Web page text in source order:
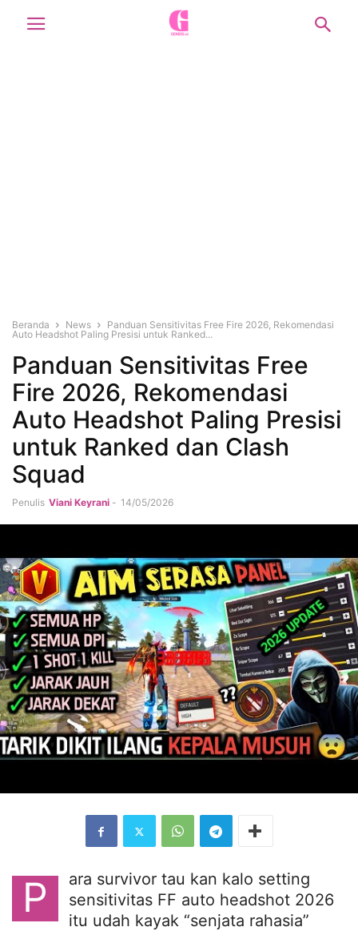
Beranda News
Panduan Sensitivitas Free Fire 2026, Rekomendasi
Auto Headshot Paling Presisi untuk Ranked...
Panduan Sensitivitas Free
Fire 2026, Rekomendasi
Auto Headshot Paling Presisi
untuk Ranked dan Clash
Squad
Penulis Viani Keyrani - 14/05/2026
P
ara survivor tau kan kalo setting
sensitivitas FF auto headshot 2026
itu udah kayak “senjata rahasia”